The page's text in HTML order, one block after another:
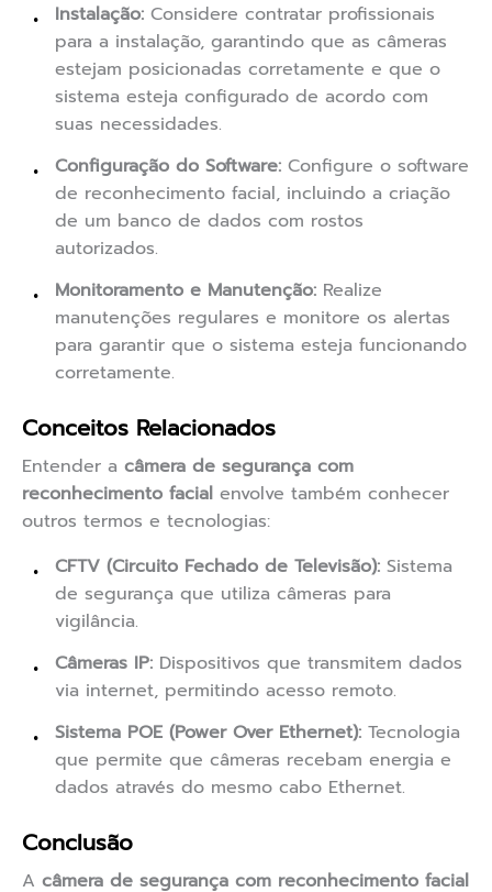
Instalação: Considere contratar profissionais
para a instalação, garantindo que as câmeras
estejam posicionadas corretamente e que o
sistema esteja configurado de acordo com
suas necessidades.
Configuração do Software: Configure o software
de reconhecimento facial, incluindo a criação
de um banco de dados com rostos
autorizados.
Monitoramento e Manutenção: Realize
manutenções regulares e monitore os alertas
para garantir que o sistema esteja funcionando
corretamente.
Conceitos Relacionados
Entender a câmera de segurança com
reconhecimento facial envolve também conhecer
outros termos e tecnologias:
CFTV (Circuito Fechado de Televisão): Sistema
de segurança que utiliza câmeras para
vigilância.
Câmeras IP: Dispositivos que transmitem dados
via internet, permitindo acesso remoto.
Sistema POE (Power Over Ethernet): Tecnologia
que permite que câmeras recebam energia e
dados através do mesmo cabo Ethernet.
Conclusão
A câmera de segurança com reconhecimento facial